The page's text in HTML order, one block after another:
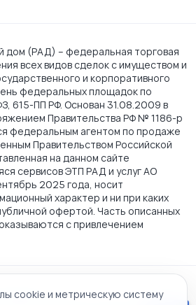
дом (РАД) – федеральная торговая
всех видов сделок с имуществом и
и корпоративного
федеральных площадок по
615-ПП РФ. Основан 31.08.2009 в
Правительства РФ № 1186-р
федеральным агентом по продаже
Правительством Российской
на данном сайте
сервисов ЭТП РАД и услуг АО
2025 года, носит
характер и ни при каких
офертой. Часть описанных
с привлечением
cookie и метрическую систему